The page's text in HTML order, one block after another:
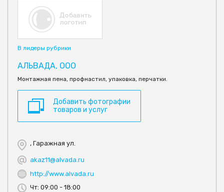
В лидеры рубрики
АЛЬВАДА, ООО
Монтажная пена, профнастил, упаковка, перчатки.
Добавить фотографии
товаров и услуг
, Гаражная ул.
akaz11@alvada.ru
http://www.alvada.ru
Чт: 09:00 - 18:00